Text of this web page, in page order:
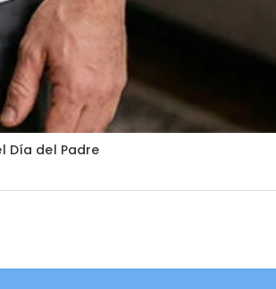
Día del Padre